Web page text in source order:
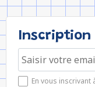
En vous inscrivant